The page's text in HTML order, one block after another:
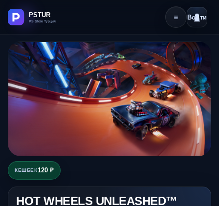
Войти
КЕШБЕК120 ₽
HOT WHEELS UNLEASHED™